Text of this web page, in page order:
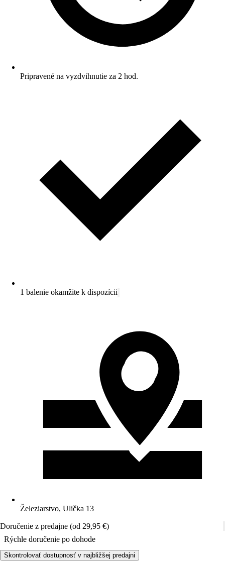
Pripravené na vyzdvihnutie za 2 hod.
1 balenie okamžite k dispozícii
Železiarstvo, Ulička 13
Doručenie z predajne (od 29,95 €)
Rýchle doručenie po dohode
Skontrolovať dostupnosť v najbližšej predajni